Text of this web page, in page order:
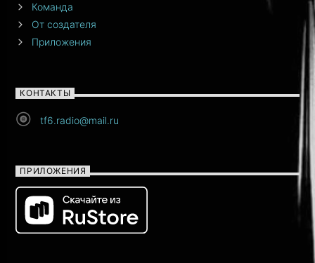
Команда
От создателя
Приложения
КОНТАКТЫ
tf6.radio@mail.ru
ПРИЛОЖЕНИЯ